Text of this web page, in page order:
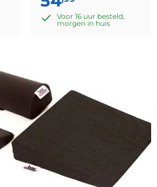
Voor 16 uur besteld,
morgen in huis